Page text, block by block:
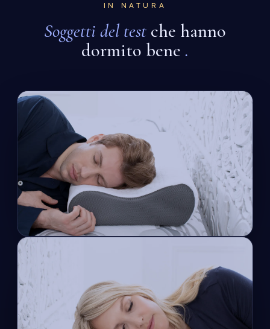
IN NATURA
Soggetti del test che hanno
dormito bene .